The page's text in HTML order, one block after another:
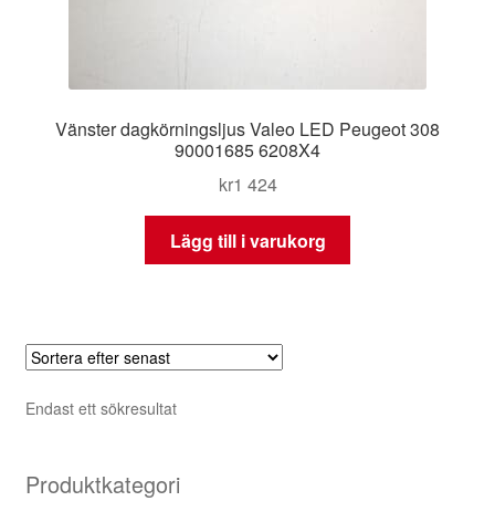
VillkorVänster dagkörningsljus Valeo LED Peugeot 308
90001685 6208X4
kr1 424
Lägg till i varukorg
Endast ett sökresultat
Produktkategori